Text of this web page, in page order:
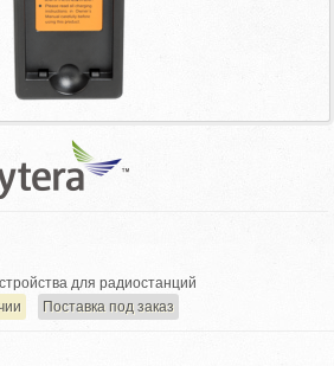
для радиостанций
Поставка под заказ